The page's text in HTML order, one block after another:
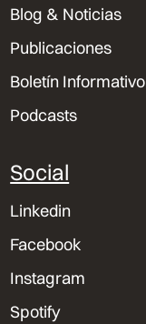
Blog & Noticias
Publicaciones
Boletín Informativo
Podcasts
Social
Linkedin
Facebook
Instagram
Spotify